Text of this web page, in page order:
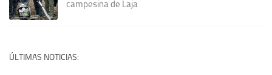
campesina de Laja
ÚLTIMAS NOTICIAS: